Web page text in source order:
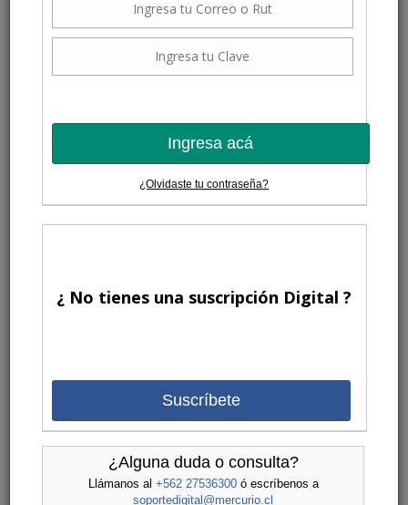
Ingresa acá
¿Olvidaste tu contraseña?
¿ No tienes una suscripción Digital ?
Suscríbete
¿Alguna duda o consulta?
Llámanos al +562 27536300ó escríbenos a
soportedigital@mercurio.cl